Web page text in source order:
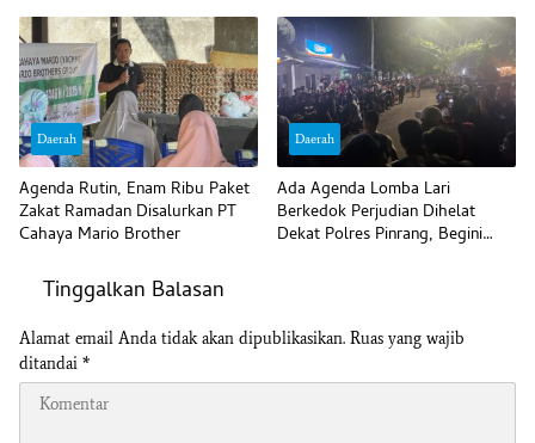
Daerah
Agenda Rutin, Enam Ribu Paket
Zakat Ramadan Disalurkan PT
Cahaya Mario Brother
Daerah
Ada Agenda Lomba Lari
Berkedok Perjudian Dihelat
Dekat Polres Pinrang, Begini
Tinggalkan Balasan
Alamat email Anda tidak akan dipublikasikan. Ruas yang wajib
ditandai *